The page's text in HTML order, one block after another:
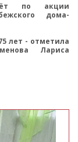
по акции
дома-
лет - отметила
Лариса